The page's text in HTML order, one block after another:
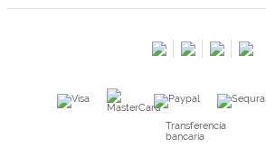
Kimidori PRINT, nuestro servicio de impresión de fotos
Transferencia
bancaria